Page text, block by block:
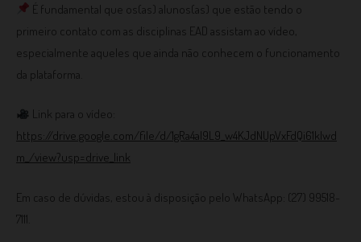
É fundamental que os(as) alunos(as) que estão tendo o
primeiro contato com as disciplinas EAD assistam ao vídeo,
especialmente aqueles que ainda não conhecem o funcionamento
da plataforma.
Link para o vídeo:
https://drive.google.com/file/d/1gRa4al9L9_w4KJdNUpVxFdQi61kIwd
m_/view?usp=drive_link
Em caso de dúvidas, estou à disposição pelo WhatsApp: (27) 99518-
7111.